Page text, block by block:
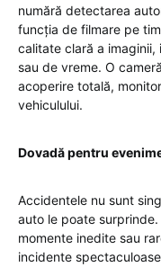
numără detectarea
funcția de filmare pe
calitate clară a
sau de vreme. O
acoperire totală,
vehiculului.
Dovadă pentru
Accidentele nu sunt
auto le poate
momente inedite sau
incidente